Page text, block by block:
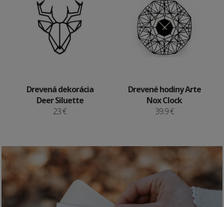
Drevená dekorácia
Deer Siluette
23 €
Drevené hodiny Arte
Nox Clock
39.9 €